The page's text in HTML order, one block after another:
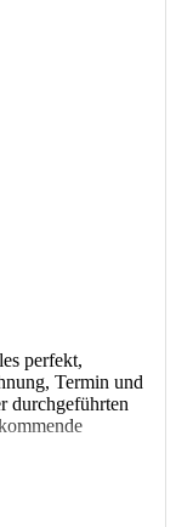
perfekt,
Termin und
durchgeführten